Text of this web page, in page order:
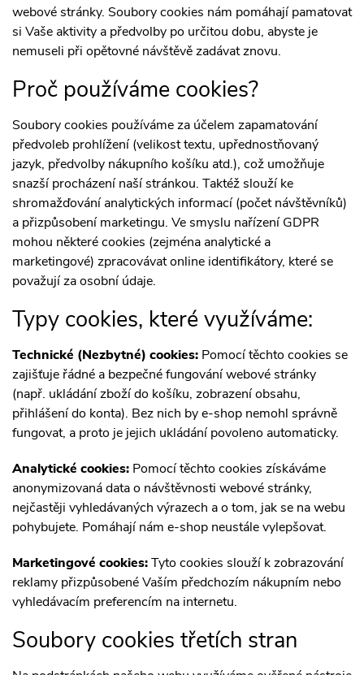
webové stránky. Soubory cookies nám pomáhají pamatovat
si Vaše aktivity a předvolby po určitou dobu, abyste je
nemuseli při opětovné návštěvě zadávat znovu.
Proč používáme cookies?
Soubory cookies používáme za účelem zapamatování
předvoleb prohlížení (velikost textu, upřednostňovaný
jazyk, předvolby nákupního košíku atd.), což umožňuje
snazší procházení naší stránkou. Taktéž slouží ke
shromažďování analytických informací (počet návštěvníků)
a přizpůsobení marketingu. Ve smyslu nařízení GDPR
mohou některé cookies (zejména analytické a
marketingové) zpracovávat online identifikátory, které se
považují za osobní údaje.
Typy cookies, které využíváme:
Technické (Nezbytné) cookies: Pomocí těchto cookies se
zajišťuje řádné a bezpečné fungování webové stránky
(např. ukládání zboží do košíku, zobrazení obsahu,
přihlášení do konta). Bez nich by e-shop nemohl správně
fungovat, a proto je jejich ukládání povoleno automaticky.
Analytické cookies: Pomocí těchto cookies získáváme
anonymizovaná data o návštěvnosti webové stránky,
nejčastěji vyhledávaných výrazech a o tom, jak se na webu
pohybujete. Pomáhají nám e-shop neustále vylepšovat.
Marketingové cookies:Tyto cookies slouží k zobrazování
reklamy přizpůsobené Vaším předchozím nákupním nebo
vyhledávacím preferencím na internetu.
Soubory cookies třetích stran